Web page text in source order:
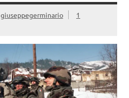
giuseppegerminario
1